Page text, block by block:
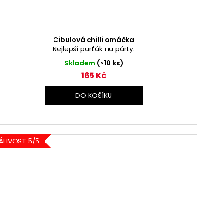
Cibulová chilli omáčka
Nejlepší parťák na párty.
Skladem (>10 ks)
165 Kč
DO KOŠÍKU
5/5